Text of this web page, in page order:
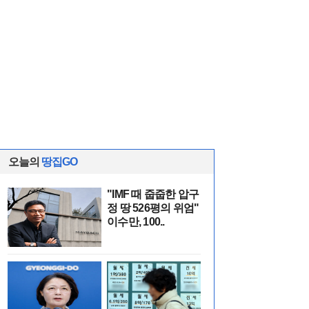
오늘의 땅집GO
"IMF 때 줍줍한 압구
정 땅 526평의 위엄"
이수만, 100..